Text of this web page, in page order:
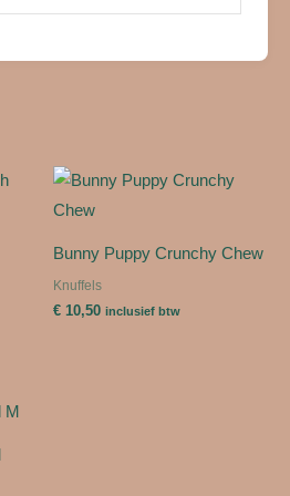
Bunny Puppy Crunchy Chew
Knuffels
€ 10,50 inclusief btw